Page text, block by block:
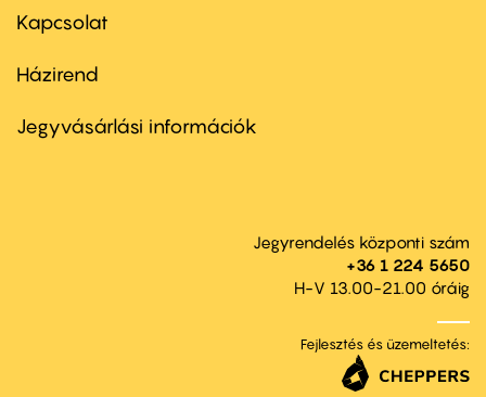
firstKapcsolat
Footer
second
Házirend
Jegyvásárlási információk
Jegyrendelés központi szám
+36 1 224 5650
H-V 13.00-21.00 óráig
Fejlesztés és üzemeltetés: